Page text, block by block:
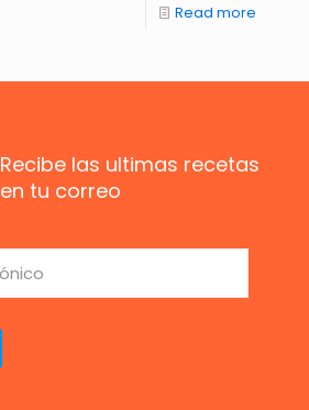
Read more
Recibe las ultimas recetas
en tu correo